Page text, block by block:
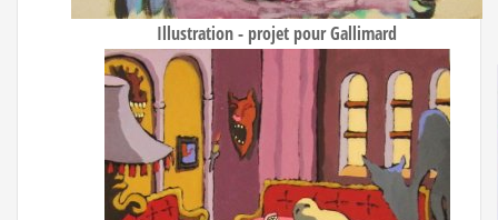
Illustration - projet pour Gallimard